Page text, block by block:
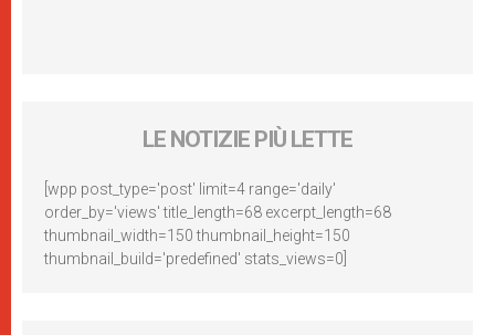
LE NOTIZIE PIÙ LETTE
[wpp post_type='post' limit=4 range='daily'
order_by='views' title_length=68 excerpt_length=68
thumbnail_width=150 thumbnail_height=150
thumbnail_build='predefined' stats_views=0]